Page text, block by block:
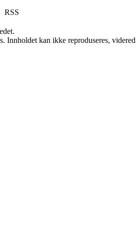
RSS
kan ikke reproduseres,